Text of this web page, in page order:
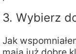
3. Wybierz
Jak